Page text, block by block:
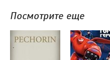
Посмотрите еще